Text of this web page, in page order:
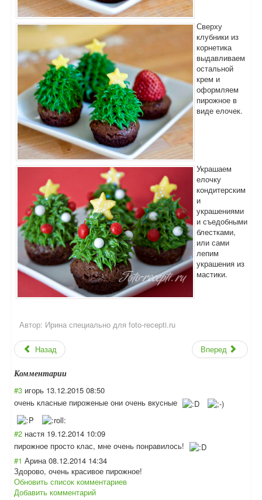
Сверху
клубники из
корнетика
выдавливаем
остальной
крем и
оформляем
пирожное в
виде елочек.
Украшаем
елочку
кондитерским
и
украшениями
и съедобными
блестками,
или сами
лепим
украшения из
мастики.
Автор: Ирина специально для foto-recepti.ru
Назад Вперед
Комментарии
#3 игорь 13.12.2015 08:50
очень класные пироженые они очень вкусные
#2 настя 19.12.2014 10:09
пирожное просто клас, мне очень понравилось!
#1 Арина 08.12.2014 14:34
Здорово, очень красивое пирожное!
Обновить список комментариев
Добавить комментарий